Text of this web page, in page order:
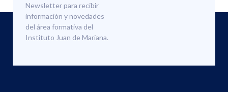
Newsletter para recibir
información y novedades
del área formativa del
Instituto Juan de Mariana.